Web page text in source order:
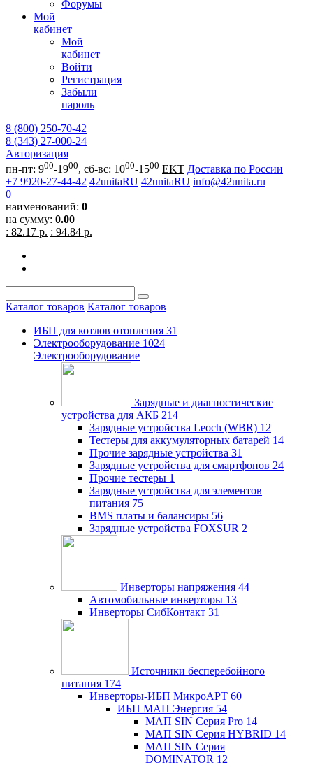
Форумы
Мой
кабинет
Мой
кабинет
Войти
Регистрация
Забыли
пароль
8 (800) 250-70-42
8 (343) 27-000-24
Авторизация
пн-пт: 900-1900, сб-вс: 1000-1500 EKT Доставка по России
+7 9920-27-44-42 42unitaRU 42unitaRU info@42unita.ru
0
наименований: 0
на сумму: 0.00
: 82.17 р. : 94.84 р.
Каталог товаров Каталог товаров
ИБП для котлов отопления 31
Электрооборудование 1024
Электрооборудование
Зарядные и диагностические
устройства для АКБ 214
Зарядные устройства Leoch (WBR) 12
Тестеры для аккумуляторных батарей 14
Прочие зарядные устройства 31
Зарядные устройства для смартфонов 24
Прочие тестеры 1
Зарядные устройства для элементов
питания 75
BMS платы и балансиры 56
Зарядные устройства FOXSUR 2
Инверторы напряжения 44
Автомобильные инверторы 13
Инверторы СибКонтакт 31
Источники бесперебойного
питания 174
Инверторы-ИБП МикроАРТ 60
ИБП МАП Энергия 54
МАП SIN Серия Pro 14
МАП SIN Серия HYBRID 14
МАП SIN Серия
DOMINATOR 12